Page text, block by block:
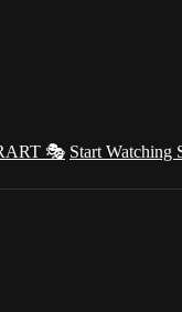
🎭 Start Watching